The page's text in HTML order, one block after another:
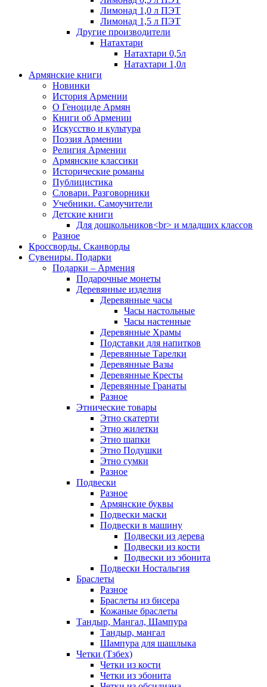
Лимонад 1,0 л ПЭТ
Лимонад 1,5 л ПЭТ
Другие производители
Натахтари
Натахтари 0,5л
Натахтари 1,0л
Армянские книги
Новинки
История Армении
О Геноциде Армян
Книги об Армении
Иcкусство и культура
Поэзия Армении
Религия Армении
Армянские классики
Исторические романы
Публицистика
Словари. Разговорники
Учебники. Самоучители
Детские книги
Для дошкольников<br> и младших классов
Разное
Кроссворды. Сканворды
Сувениры. Подарки
Подарки – Армения
Подарочные монеты
Деревянные изделия
Деревянные часы
Часы настольные
Часы настенные
Деревянные Храмы
Подставки для напитков
Деревянные Тарелки
Деревянные Вазы
Деревянные Кресты
Деревянные Гранаты
Разное
Этнические товары
Этно скатерти
Этно жилетки
Этно шапки
Этно Подушки
Этно сумки
Разное
Подвески
Разное
Армянские буквы
Подвески маски
Подвески в машину
Подвески из дерева
Подвески из кости
Подвески из эбонита
Подвески Ностальгия
Браслеты
Разное
Браслеты из бисера
Кожаные браслеты
Тандыр, Мангал, Шампура
Тандыр, мангал
Шампура для шашлыка
Четки (Тзбех)
Четки из кости
Четки из эбонита